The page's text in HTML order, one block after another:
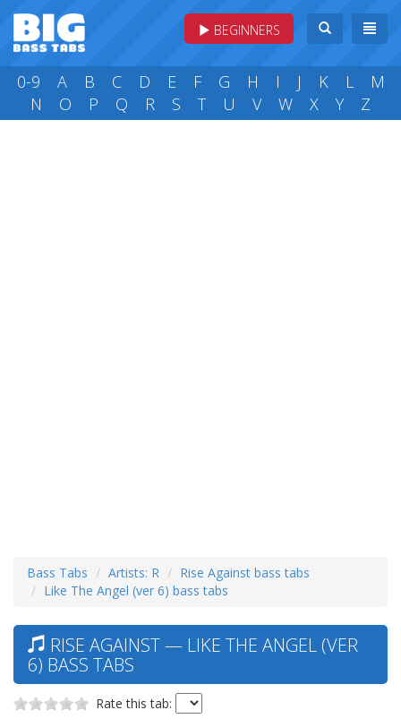
BEGINNERS
0-9 A B C D E F G H I J K L
M
N
O P Q R S T U V W X Y Z
Bass Tabs Artists: R
Rise Against bass tabs
Like The Angel (ver 6) bass tabs
RISE AGAINST — LIKE THE ANGEL (VER
6) BASS TABS
Rate this tab: